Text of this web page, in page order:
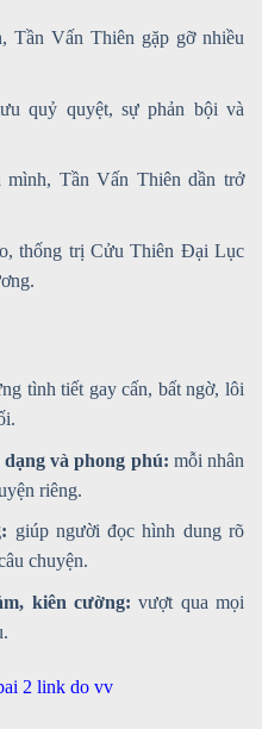
Tần Vấn Thiên gặp gỡ nhiều
quỷ quyệt, sự phản bội và
Tần Vấn Thiên dần trở
thống trị Cửu Thiên Đại Lục
tình tiết gay cấn, bất ngờ, lôi
và phong phú: mỗi nhân
riêng.
giúp người đọc hình dung rõ
chuyện.
kiên cường: vượt qua mọi
2 link do vv